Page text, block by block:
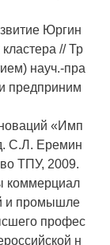
Юргин
// Тр
науч.-пра
предприним
«Имп
С.Л. Еремин
ТПУ, 2009.
коммерциал
и промышле
профес
н